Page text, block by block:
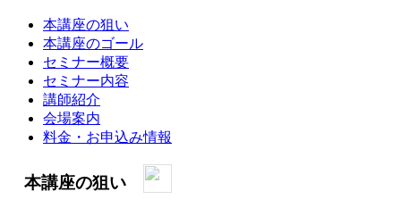
本講座の狙い
本講座のゴール
セミナー概要
セミナー内容
講師紹介
会場案内
料金・お申込み情報
本講座の狙い